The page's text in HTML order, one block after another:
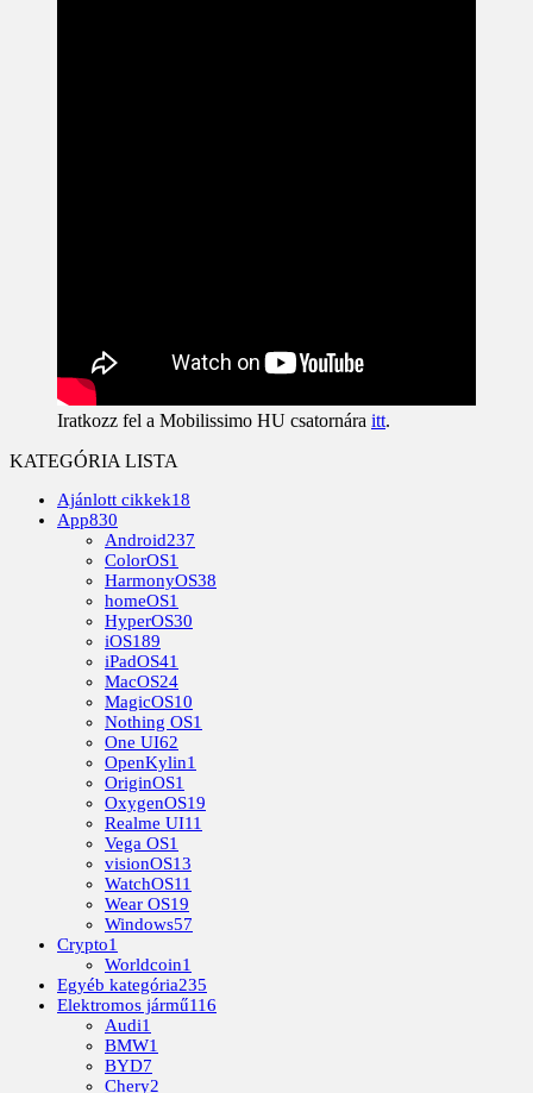
Iratkozz fel a Mobilissimo HU csatornára itt.
KATEGÓRIA LISTA
Ajánlott cikkek18
App830
Android237
ColorOS1
HarmonyOS38
homeOS1
HyperOS30
iOS189
iPadOS41
MacOS24
MagicOS10
Nothing OS1
One UI62
OpenKylin1
OriginOS1
OxygenOS19
Realme UI11
Vega OS1
visionOS13
WatchOS11
Wear OS19
Windows57
Crypto1
Worldcoin1
Egyéb kategória235
Elektromos jármű116
Audi1
BMW1
BYD7
Chery2